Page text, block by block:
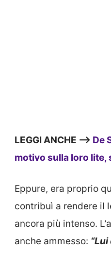
LEGGI ANCHE —> De
motivo sulla loro lite,
Eppure, era proprio
contribuì a rendere il
ancora più intenso.
anche ammesso: